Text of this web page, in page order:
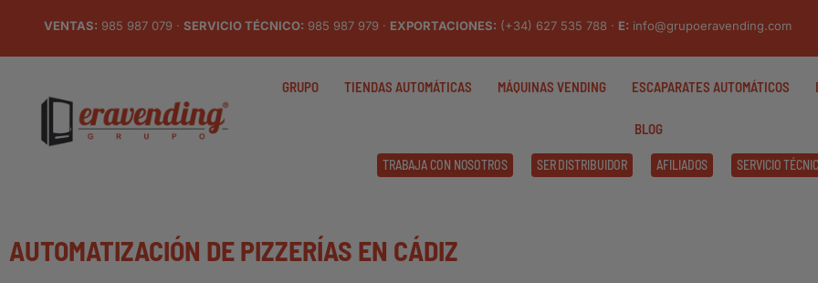
VENTAS: 985 987 079 · SERVICIO TÉCNICO: 985 987 979 · EXPORTACIONES: (+34) 627 535 788 · E: info@grupoeravending.com
GRUPO TIENDAS AUTOMÁTICAS MÁQUINAS VENDING ESCAPARATES AUTOMÁTICOS
BLOG
TRABAJA CON NOSOTROS SER DISTRIBUIDOR AFILIADOS SERVICIO
AUTOMATIZACIÓN DE PIZZERÍAS EN CÁDIZ